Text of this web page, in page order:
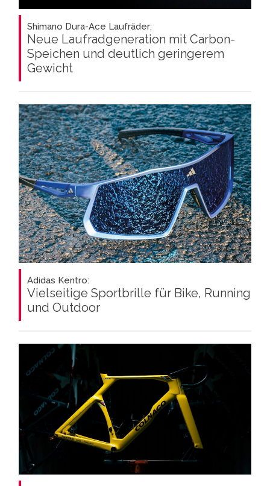
Shimano Dura-Ace Laufräder:
Neue Laufradgeneration mit Carbon-
Speichen und deutlich geringerem
Gewicht
Adidas Kentro:
Vielseitige Sportbrille für Bike, Running
und Outdoor